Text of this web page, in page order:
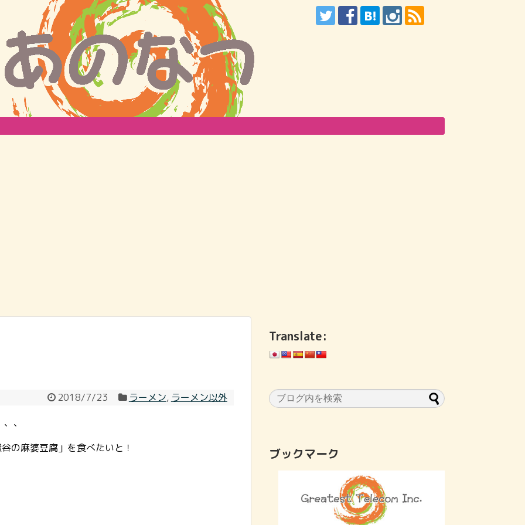
2018/7/23 ラーメン, ラーメン以外
、
の麻婆豆腐」を食べたいと！
Translate:
ブックマーク